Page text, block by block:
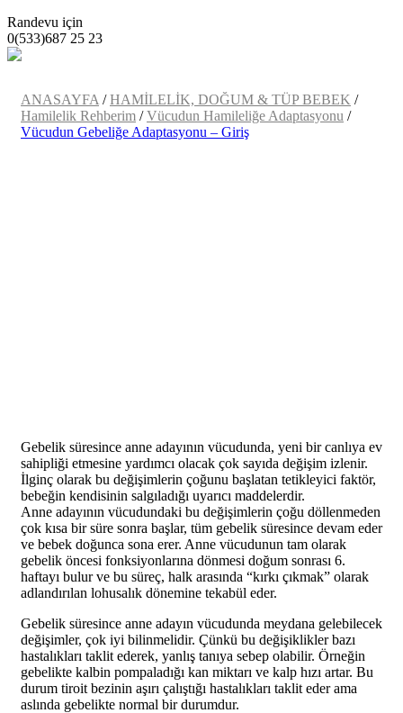
Randevu için
0(533)687 25 23
ANASAYFA /HAMİLELİK, DOĞUM & TÜP BEBEK /
Hamilelik Rehberim /Vücudun Hamileliğe Adaptasyonu /
Vücudun Gebeliğe Adaptasyonu – Giriş
Gebelik süresince anne adayının vücudunda, yeni bir canlıya ev
sahipliği etmesine yardımcı olacak çok sayıda değişim izlenir.
İlginç olarak bu değişimlerin çoğunu başlatan tetikleyici faktör,
bebeğin kendisinin salgıladığı uyarıcı maddelerdir.
Anne adayının vücudundaki bu değişimlerin çoğu döllenmeden
çok kısa bir süre sonra başlar, tüm gebelik süresince devam eder
ve bebek doğunca sona erer. Anne vücudunun tam olarak
gebelik öncesi fonksiyonlarına dönmesi doğum sonrası 6.
haftayı bulur ve bu süreç, halk arasında “kırkı çıkmak” olarak
adlandırılan lohusalık dönemine tekabül eder.
Gebelik süresince anne adayın vücudunda meydana gelebilecek
değişimler, çok iyi bilinmelidir. Çünkü bu değişiklikler bazı
hastalıkları taklit ederek, yanlış tanıya sebep olabilir. Örneğin
gebelikte kalbin pompaladığı kan miktarı ve kalp hızı artar. Bu
durum tiroit bezinin aşırı çalıştığı hastalıkları taklit eder ama
aslında gebelikte normal bir durumdur.